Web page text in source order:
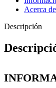
Acerca
Descripción